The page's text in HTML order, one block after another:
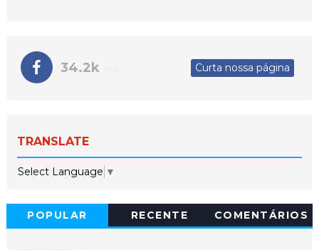
34.2k Curta nossa página
TRANSLATE
Select Language ▼
POPULAR RECENTE COMENTÁRIOS